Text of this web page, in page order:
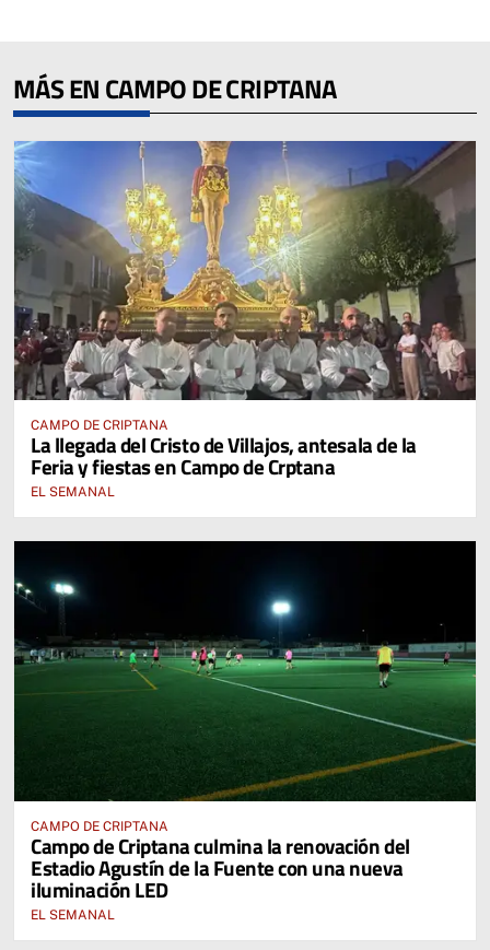
MÁS EN CAMPO DE CRIPTANA
CAMPO DE CRIPTANA
La llegada del Cristo de Villajos, antesala de la
Feria y fiestas en Campo de Crptana
EL SEMANAL
CAMPO DE CRIPTANA
Campo de Criptana culmina la renovación del
Estadio Agustín de la Fuente con una nueva
iluminación LED
EL SEMANAL